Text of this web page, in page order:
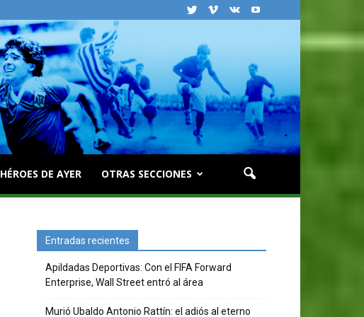
HÉROES DE AYER OTRAS SECCIONES
Entradas recientes
Apildadas Deportivas: Con el FIFA Forward
Enterprise, Wall Street entró al área
Murió Ubaldo Antonio Rattín: el adiós al eterno